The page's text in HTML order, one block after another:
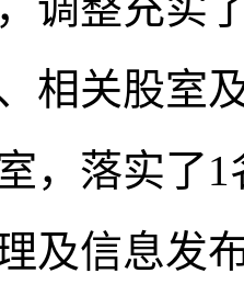
相关股室
，落实了
及信息发